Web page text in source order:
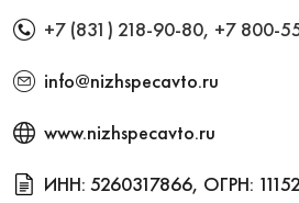
+7 (831) 218-90-80, +7 800-
info@nizhspecavto.ru
www.nizhspecavto.ru
ИНН: 5260317866, ОГРН: